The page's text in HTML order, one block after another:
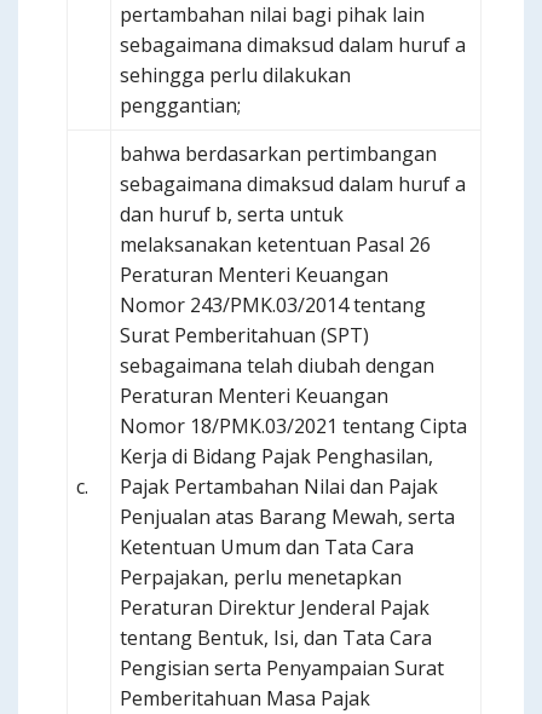
pertambahan nilai bagi pihak lain
sebagaimana dimaksud dalam huruf a
sehingga perlu dilakukan
penggantian;
c.
bahwa berdasarkan pertimbangan
sebagaimana dimaksud dalam huruf a
dan huruf b, serta untuk
melaksanakan ketentuan Pasal 26
Peraturan Menteri Keuangan
Nomor 243/PMK.03/2014 tentang
Surat Pemberitahuan (SPT)
sebagaimana telah diubah dengan
Peraturan Menteri Keuangan
Nomor 18/PMK.03/2021 tentang Cipta
Kerja di Bidang Pajak Penghasilan,
Pajak Pertambahan Nilai dan Pajak
Penjualan atas Barang Mewah, serta
Ketentuan Umum dan Tata Cara
Perpajakan, perlu menetapkan
Peraturan Direktur Jenderal Pajak
tentang Bentuk, Isi, dan Tata Cara
Pengisian serta Penyampaian Surat
Pemberitahuan Masa Pajak